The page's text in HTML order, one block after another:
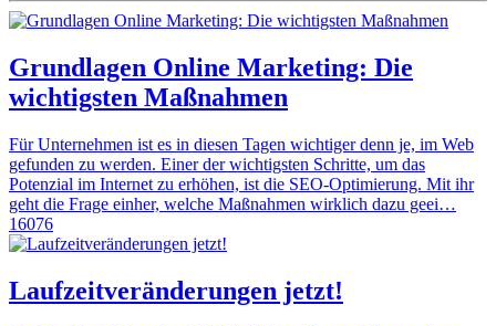
Grundlagen Online Marketing: Die
wichtigsten Maßnahmen
Für Unternehmen ist es in diesen Tagen wichtiger denn je, im Web
gefunden zu werden. Einer der wichtigsten Schritte, um das
Potenzial im Internet zu erhöhen, ist die SEO-Optimierung. Mit ihr
geht die Frage einher, welche Maßnahmen wirklich dazu geei…
16076
Laufzeitveränderungen jetzt!